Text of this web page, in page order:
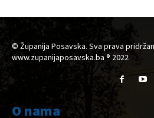
© Županija Posavska. Sva prava
www.zupanijaposavska.ba ® 2022
O nama